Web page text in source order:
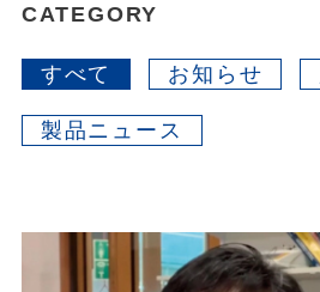
CATEGORY
すべて お知らせ
製品ニュース